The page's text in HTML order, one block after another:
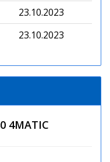
23.10.2023
23.10.2023
4MATIC